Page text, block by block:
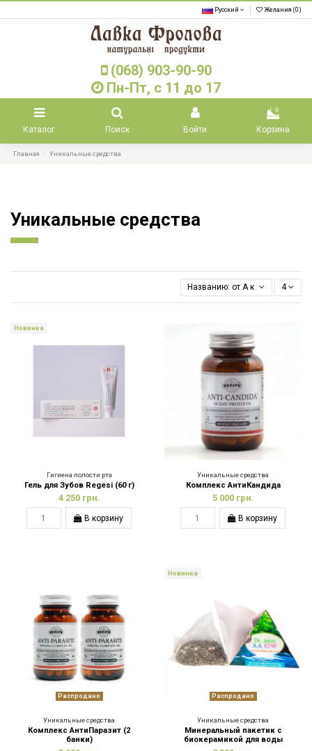
Русский Желания (0)
(068) 903-90-90
Пн-Пт, с 11 до 17
Каталог Поиск Войти
0
Корзина
Главная Уникальные средства
Уникальные средства
Названию: от А к Я 4
Новинка
Гигиена полости рта
Гель для Зубов Regesi (60 г)
4 250 грн.
В корзину
Уникальные средства
Комплекс АнтиКандида
5 000 грн.
В корзину
Распродано
Уникальные средства
Комплекс АнтиПаразит (2
банки)
Новинка
Распродано
Уникальные средства
Минеральный пакетик с
биокерамикой для воды